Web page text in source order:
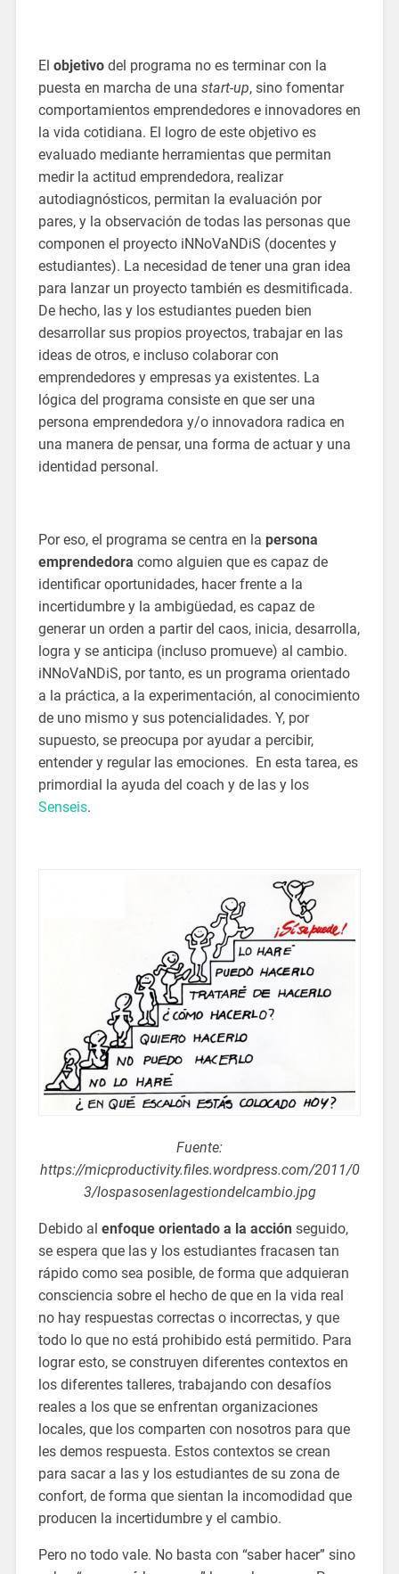
El objetivodel programa no es terminar con la
puesta en marcha de una start-up, sino fomentar
comportamientos emprendedores e innovadores en
la vida cotidiana. El logro de este objetivo es
evaluado mediante herramientas que permitan
medir la actitud emprendedora, realizar
autodiagnósticos, permitan la evaluación por
pares, y la observación de todas las personas que
componen el proyecto iNNoVaNDiS (docentes y
estudiantes). La necesidad de tener una gran idea
para lanzar un proyecto también es desmitificada.
De hecho, las y los estudiantes pueden bien
desarrollar sus propios proyectos, trabajar en las
ideas de otros, e incluso colaborar con
emprendedores y empresas ya existentes. La
lógica del programa consiste en que ser una
persona emprendedora y/o innovadora radica en
una manera de pensar, una forma de actuar y una
identidad personal.
Por eso, el programa se centra en la persona
emprendedora como alguien que es capaz de
identificar oportunidades, hacer frente a la
incertidumbre y la ambigüedad, es capaz de
generar un orden a partir del caos, inicia, desarrolla,
logra y se anticipa (incluso promueve) al cambio.
iNNoVaNDiS, por tanto, es un programa orientado
a la práctica, a la experimentación, al conocimiento
de uno mismo y sus potencialidades. Y, por
supuesto, se preocupa por ayudar a percibir,
entender y regular las emociones. En esta tarea, es
primordial la ayuda del coach y de las y los
Senseis.
Fuente:
https://micproductivity.files.wordpress.com/2011/0
3/lospasosenlagestiondelcambio.jpg
Debido al enfoque orientado a la acciónseguido,
se espera que las y los estudiantes fracasen tan
rápido como sea posible, de forma que adquieran
consciencia sobre el hecho de que en la vida real
no hay respuestas correctas o incorrectas, y que
todo lo que no está prohibido está permitido. Para
lograr esto, se construyen diferentes contextos en
los diferentes talleres, trabajando con desafíos
reales a los que se enfrentan organizaciones
locales, que los comparten con nosotros para que
les demos respuesta. Estos contextos se crean
para sacar a las y los estudiantes de su zona de
confort, de forma que sientan la incomodidad que
producen la incertidumbre y el cambio.
Pero no todo vale. No basta con “saber hacer” sino